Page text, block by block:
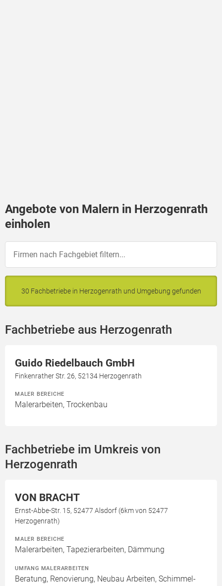
Angebote von Malern in Herzogenrath
einholen
30 Fachbetriebe in Herzogenrath und Umgebung gefunden
Fachbetriebe aus Herzogenrath
Guido Riedelbauch GmbH
Finkenrather Str. 26, 52134 Herzogenrath
MALER BEREICHE
Malerarbeiten, Trockenbau
Fachbetriebe im Umkreis von
Herzogenrath
VON BRACHT
Ernst-Abbe-Str. 15, 52477 Alsdorf (6km von 52477
Herzogenrath)
MALER BEREICHE
Malerarbeiten, Tapezierarbeiten, Dämmung
UMFANG MALERARBEITEN
Beratung, Renovierung, Neubau Arbeiten, Schimmel-